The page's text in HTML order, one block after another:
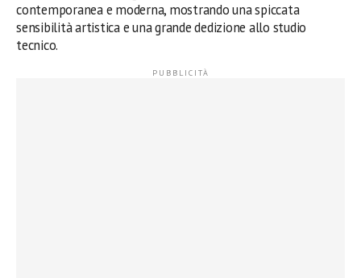
contemporanea e moderna, mostrando una spiccata
sensibilità artistica e una grande dedizione allo studio
tecnico.